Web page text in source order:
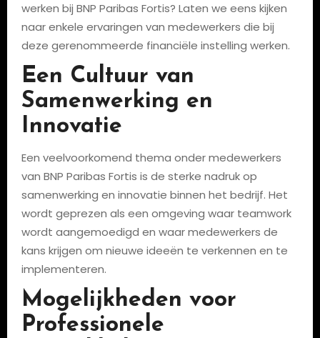
werken bij BNP Paribas Fortis? Laten we eens kijken
naar enkele ervaringen van medewerkers die bij
deze gerenommeerde financiële instelling werken.
Een Cultuur van
Samenwerking en
Innovatie
Een veelvoorkomend thema onder medewerkers
van BNP Paribas Fortis is de sterke nadruk op
samenwerking en innovatie binnen het bedrijf. Het
wordt geprezen als een omgeving waar teamwork
wordt aangemoedigd en waar medewerkers de
kans krijgen om nieuwe ideeën te verkennen en te
implementeren.
Mogelijkheden voor
Professionele